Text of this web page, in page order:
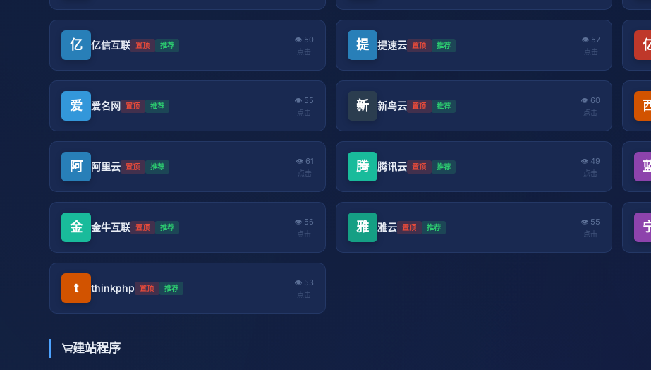
亿 亿信互联 置顶 推荐
👁 50
点击 提 提速云 置顶 推荐
👁 57
点击
爱 爱名网 置顶 推荐
👁 55
点击 新 新鸟云 置顶 推荐
👁 60
点击
阿 阿里云 置顶 推荐
👁 61
点击 腾 腾讯云 置顶 推荐
👁 49
点击
金 金牛互联 置顶 推荐
👁 56
点击 雅 雅云 置顶 推荐
👁 55
点击
t thinkphp 置顶 推荐
👁 53
点击
建站程序